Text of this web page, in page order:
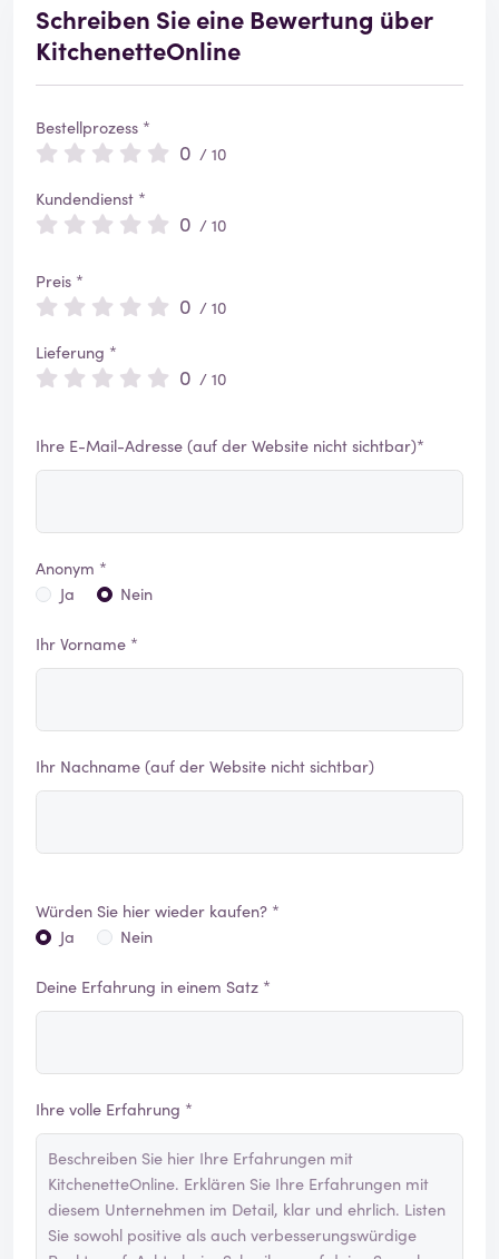
Schreiben Sie eine Bewertung über
KitchenetteOnline
Bestellprozess *
0 / 10
Kundendienst *
0 / 10
Preis *
0 / 10
Lieferung *
0 / 10
Ihre E-Mail-Adresse (auf der Website nicht sichtbar)*
Anonym *
Ja
Nein
Ihr Vorname *
Ihr Nachname (auf der Website nicht sichtbar)
Würden Sie hier wieder kaufen? *
Ja
Nein
Deine Erfahrung in einem Satz *
Ihre volle Erfahrung *